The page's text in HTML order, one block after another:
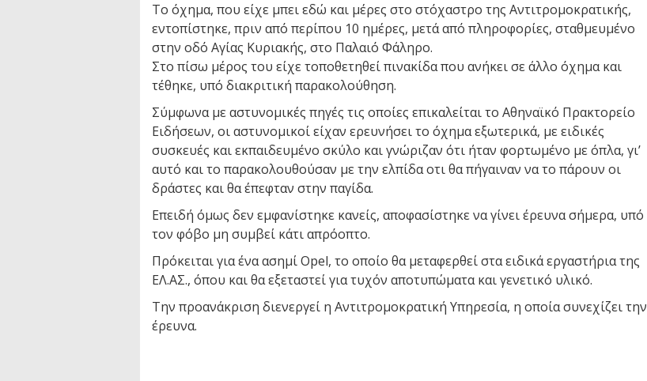
Το όχημα, που είχε μπει εδώ και μέρες στο στόχαστρο της Αντιτρομοκρατικής,
εντοπίστηκε, πριν από περίπου 10 ημέρες, μετά από πληροφορίες, σταθμευμένο
στην οδό Αγίας Κυριακής, στο Παλαιό Φάληρο.
Στο πίσω μέρος του είχε τοποθετηθεί πινακίδα που ανήκει σε άλλο όχημα και
τέθηκε, υπό διακριτική παρακολούθηση.
Σύμφωνα με αστυνομικές πηγές τις οποίες επικαλείται το Αθηναϊκό Πρακτορείο
Ειδήσεων, οι αστυνομικοί είχαν ερευνήσει το όχημα εξωτερικά, με ειδικές
συσκευές και εκπαιδευμένο σκύλο και γνώριζαν ότι ήταν φορτωμένο με όπλα, γι’
αυτό και το παρακολουθούσαν με την ελπίδα οτι θα πήγαιναν να το πάρουν οι
δράστες και θα έπεφταν στην παγίδα.
Επειδή όμως δεν εμφανίστηκε κανείς, αποφασίστηκε να γίνει έρευνα σήμερα, υπό
τον φόβο μη συμβεί κάτι απρόοπτο.
Πρόκειται για ένα ασημί Opel, το οποίο θα μεταφερθεί στα ειδικά εργαστήρια της
ΕΛ.ΑΣ., όπου και θα εξεταστεί για τυχόν αποτυπώματα και γενετικό υλικό.
Την προανάκριση διενεργεί η Αντιτρομοκρατική Υπηρεσία, η οποία συνεχίζει την
έρευνα.